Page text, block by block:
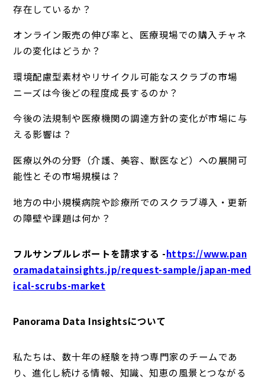
存在しているか？
オンライン販売の伸び率と、医療現場での購入チャネ
ルの変化はどうか？
環境配慮型素材やリサイクル可能なスクラブの市場
ニーズは今後どの程度成長するのか？
今後の法規制や医療機関の調達方針の変化が市場に与
える影響は？
医療以外の分野（介護、美容、獣医など）への展開可
能性とその市場規模は？
地方の中小規模病院や診療所でのスクラブ導入・更新
の障壁や課題は何か？
フルサンプルレポートを請求する -https://www.pan
oramadatainsights.jp/request-sample/japan-med
ical-scrubs-market
Panorama Data Insightsについて
私たちは、数十年の経験を持つ専門家のチームであ
り、進化し続ける情報、知識、知恵の風景とつながる